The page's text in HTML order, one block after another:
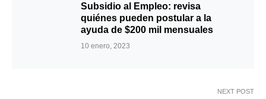
Subsidio al Empleo: revisa
quiénes pueden postular a la
ayuda de $200 mil mensuales
10 enero, 2023
NEXT POST